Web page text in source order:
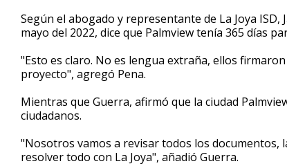
Según el abogado y representante de La Joya
mayo del 2022, dice que Palmview tenía 365 días
"Esto es claro. No es lengua extraña, ellos
proyecto", agregó Pena.
Mientras que Guerra, afirmó que la ciudad
ciudadanos.
"Nosotros vamos a revisar todos los documentos,
resolver todo con La Joya", añadió Guerra.